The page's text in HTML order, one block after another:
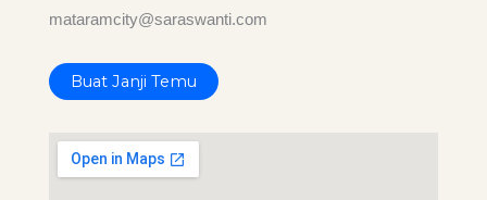
mataramcity@saraswanti.com
Buat Janji Temu